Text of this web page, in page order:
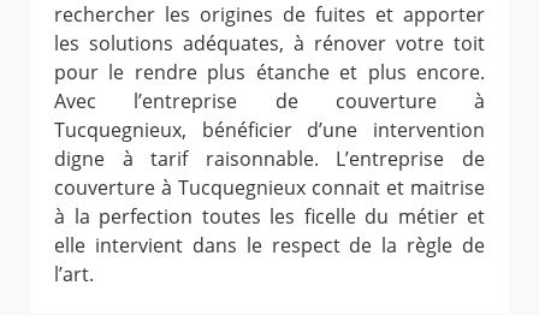
rechercher les origines de fuites et apporter
les solutions adéquates, à rénover votre toit
pour le rendre plus étanche et plus encore.
Avec l’entreprise de couverture à
Tucquegnieux, bénéficier d’une intervention
digne à tarif raisonnable. L’entreprise de
couverture à Tucquegnieux connait et maitrise
à la perfection toutes les ficelle du métier et
elle intervient dans le respect de la règle de
l’art.